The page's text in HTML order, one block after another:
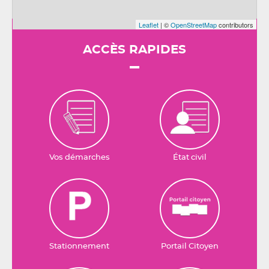
Leaflet | ©OpenStreetMapcontributors
ACCÈS RAPIDES
Vos démarches État civil
Stationnement Portail Citoyen